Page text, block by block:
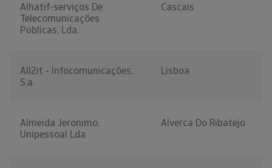
Alhatif-serviços De
Telecomunicações
Públicas, Lda.
Cascais
All2it - Infocomunicações,
S.a.
Lisboa
Almeida Jeronimo,
Unipessoal Lda
Alverca Do Ribatejo